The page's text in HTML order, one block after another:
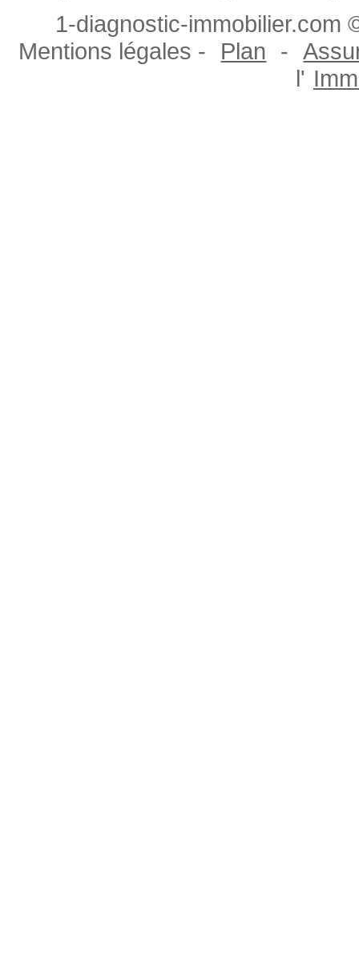
1-diagnostic-immobilier.com
Mentions légales -
Plan -
l'